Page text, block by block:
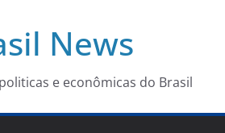
News
e econômicas do Brasil